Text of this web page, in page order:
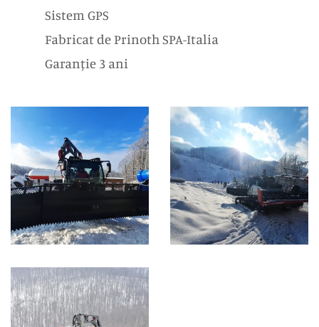
Sistem GPS
Fabricat de Prinoth SPA-Italia
Garanție 3 ani